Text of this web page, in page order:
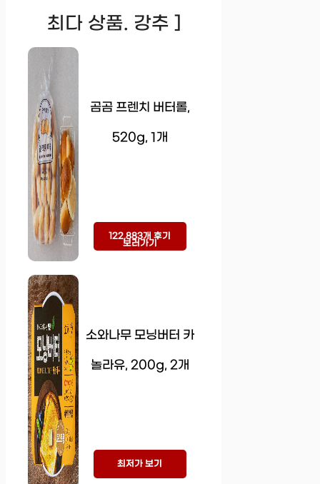
최다 상품. 강추 ]
곰곰 프렌치 버터롤,
520g, 1개
122,883개 후기
보러가기
소와나무 모닝버터 카
놀라유, 200g, 2개
최저가 보기